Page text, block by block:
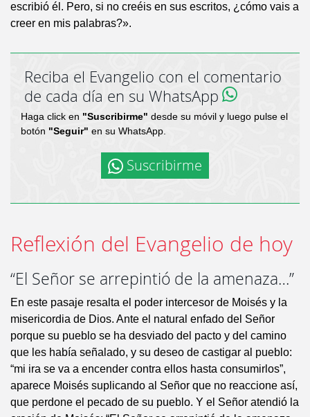
escribió él. Pero, si no creéis en sus escritos, ¿cómo vais a
creer en mis palabras?».
Reciba el Evangelio con el comentario
de cada día en su WhatsApp
Haga click en "Suscribirme" desde su móvil y luego pulse el
botón "Seguir" en su WhatsApp.
Suscribirme
Reflexión del Evangelio de hoy
“El Señor se arrepintió de la amenaza…”
En este pasaje resalta el poder intercesor de Moisés y la
misericordia de Dios. Ante el natural enfado del Señor
porque su pueblo se ha desviado del pacto y del camino
que les había señalado, y su deseo de castigar al pueblo:
“mi ira se va a encender contra ellos hasta consumirlos”,
aparece Moisés suplicando al Señor que no reaccione así,
que perdone el pecado de su pueblo. Y el Señor atendió la